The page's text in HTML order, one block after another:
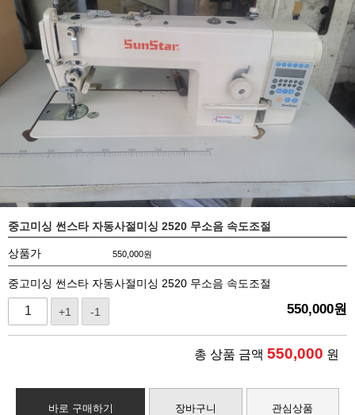
중고미싱 썬스타 자동사절미싱 2520 무소음 속도조절
상품가 550,000원
중고미싱 썬스타 자동사절미싱 2520 무소음 속도조절
+1 -1 550,000원
총 상품 금액 550,000 원
바로 구매하기 장바구니 관심상품